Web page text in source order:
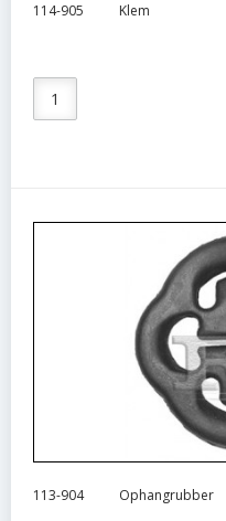
114-905 Klem
113-904 Ophangrubber